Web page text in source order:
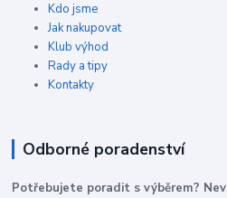
Kdo jsme
Jak nakupovat
Klub výhod
Rady a tipy
Kontakty
Odborné poradenství
Potřebujete poradit s výběrem?